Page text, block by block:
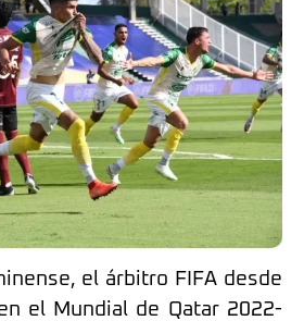
el árbitro FIFA desde
el Mundial de Qatar 2022-